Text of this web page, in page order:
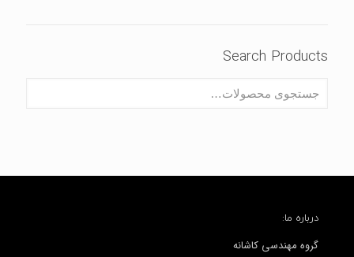
Search Products
درباره ما:
گروه مهندسی کاشانه